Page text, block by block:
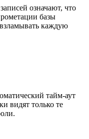
означают, что
базы
каждую
тайм-аут
видят только те